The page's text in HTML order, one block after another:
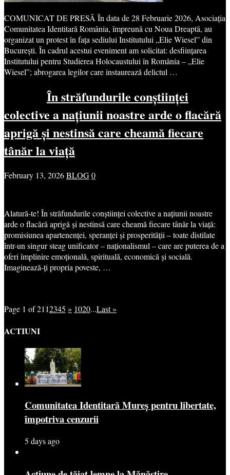
COMUNICAT DE PRESĂ În data de 28 Februarie 2026, Asociația
Comunitatea Identitară România, împreună cu Noua Dreaptă, au
organizat un protest în fața sediului Institutului „Elie Wiesel” din
București. În cadrul acestui eveniment am solicitat: desființarea
Institutului pentru Studierea Holocaustului în România – „Elie
Wiesel”; abrogarea legilor care instaurează delictul …
În străfundurile conștiinței
colective a națiunii noastre arde o flacără
aprigă și nestinsă care cheamă fiecare
tânăr la viață
February 13, 2026BLOG0
Alatură-te! În străfundurile conștiinței colective a națiunii noastre
arde o flacără aprigă și nestinsă care cheamă fiecare tânăr la viață:
promisiunea apartenenței, speranței și prosperității – toate distilate
într-un singur steag unificator – naționalismul – care are puterea de a
oferi împlinire emoțională, spirituală, economică și socială.
Imaginează-ți propria poveste, …
Page 1 of 21 12345 » 1020...Last »
ACTIUNI
Comunitatea Identitară Mureș pentru libertate,
împotriva cenzurii
5 days ago